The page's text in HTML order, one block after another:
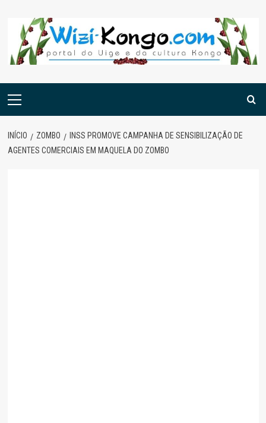
content
Menu
INÍCIO ZOMBO
INSS PROMOVE CAMPANHA DE SENSIBILIZAÇÃO DE
AGENTES COMERCIAIS EM MAQUELA DO ZOMBO